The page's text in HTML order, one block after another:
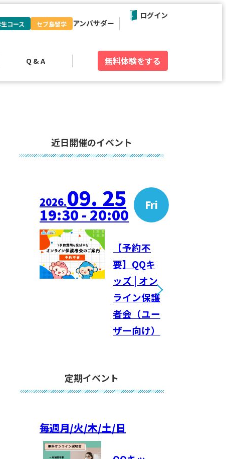
Q & A
コース セブ島留学 アンバサダー
無料体験をする
ログイン
近日開催のイベント
2026.09. 25 Fri
19:30 - 20:00
【予約不
要】QQキ
ッズ | オン
ライン保護
者会（ユー
ザー向け）
定期イベント
毎週月/火/木/土/日